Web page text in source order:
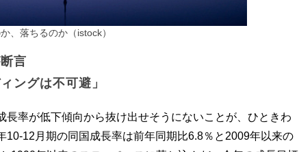
、落ちるのか（istock）
言
ングは不可避」
率が低下傾向から抜け出せそうにないことが、ひときわ
10-12月期の同国成長率は前年同期比6.8％と2009年以来の